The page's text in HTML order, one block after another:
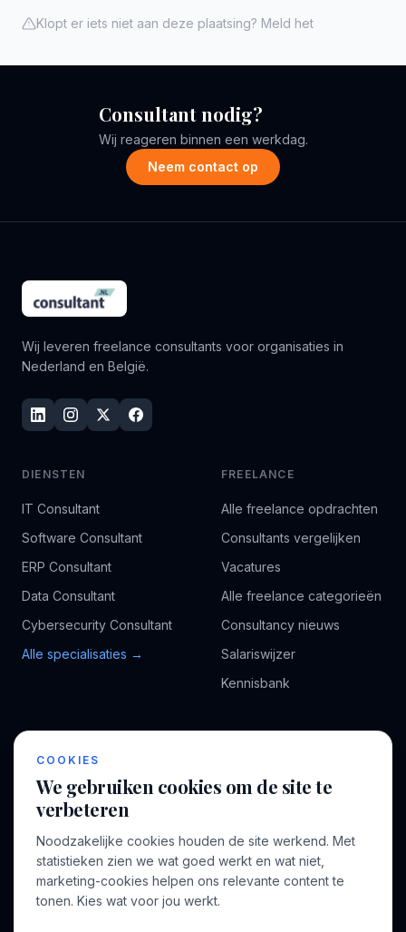
Klopt er iets niet aan deze plaatsing? Meld het
Consultant nodig?
Wij reageren binnen een werkdag.
Neem contact op
Wij leveren freelance consultants voor organisaties in
Nederland en België.
DIENSTEN
IT Consultant
Software Consultant
ERP Consultant
Data Consultant
Cybersecurity Consultant
Alle specialisaties →
FREELANCE
Alle freelance opdrachten
Consultants vergelijken
Vacatures
Alle freelance categorieën
Consultancy nieuws
Salariswijzer
Kennisbank
BEDRIJF
Bedrijven
Blog
Contact
VOOR CONSULTANTS
Inloggen
COOKIES
We gebruiken cookies om de site te
verbeteren
Noodzakelijke cookies houden de site werkend. Met
statistieken zien we wat goed werkt en wat niet,
marketing-cookies helpen ons relevante content te
tonen. Kies wat voor jou werkt.